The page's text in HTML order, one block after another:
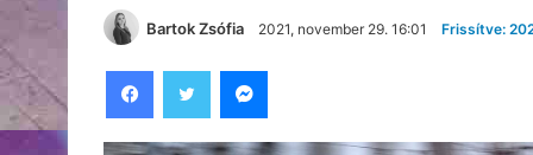
Bartok Zsófia 2021, november 29. 16:01 Frissítve: